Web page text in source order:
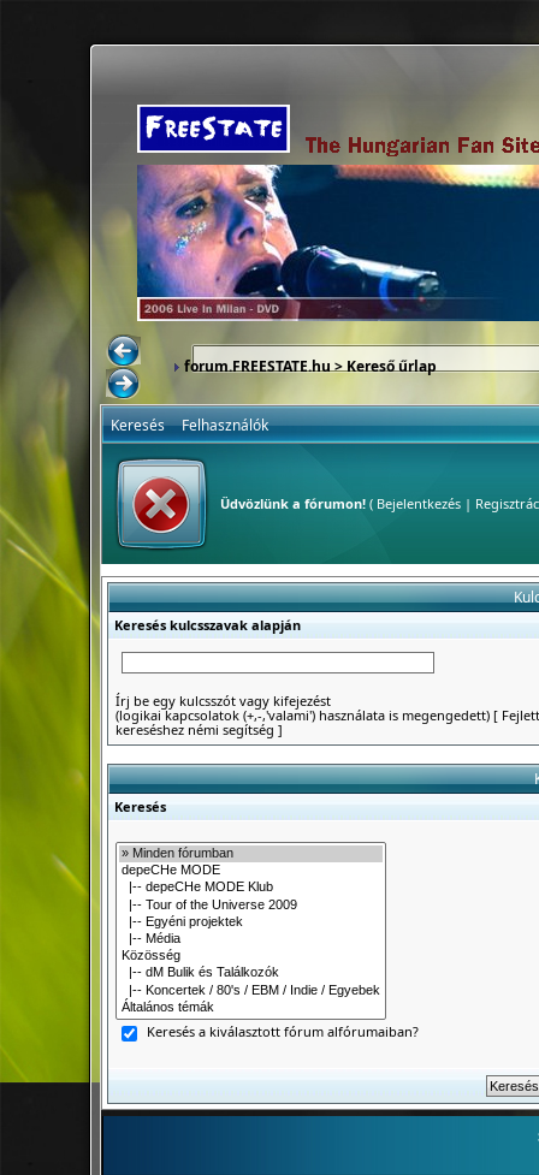
forum.FREESTATE.hu> Kereső űrlap
Keresés Felhasználók
Üdvözlünk a fórumon!( Bejelentkezés|
Keresés kulcsszavak alapján
Írj be egy kulcsszót vagy kifejezést
(logikai kapcsolatok (+,-,'valami') használata is megengedett)[
kereséshez némi segítség ]
Keresés
Keresés a kiválasztott fórum alfórumaiban?